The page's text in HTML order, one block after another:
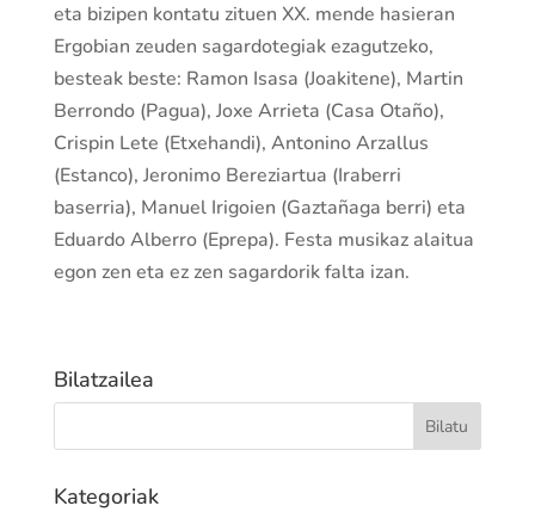
eta bizipen kontatu zituen XX. mende hasieran
Ergobian zeuden sagardotegiak ezagutzeko,
besteak beste: Ramon Isasa (Joakitene), Martin
Berrondo (Pagua), Joxe Arrieta (Casa Otaño),
Crispin Lete (Etxehandi), Antonino Arzallus
(Estanco), Jeronimo Bereziartua (Iraberri
baserria), Manuel Irigoien (Gaztañaga berri) eta
Eduardo Alberro (Eprepa). Festa musikaz alaitua
egon zen eta ez zen sagardorik falta izan.
Bilatzailea
Kategoriak